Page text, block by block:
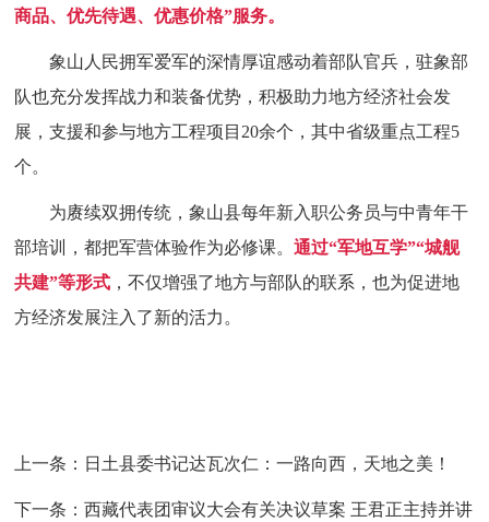
商品、优先待遇、优惠价格”服务。
象山人民拥军爱军的深情厚谊感动着部队官兵，驻象部
队也充分发挥战力和装备优势，积极助力地方经济社会发
展，支援和参与地方工程项目20余个，其中省级重点工程5
个。
为赓续双拥传统，象山县每年新入职公务员与中青年干
部培训，都把军营体验作为必修课。通过“军地互学”“城舰
共建”等形式 ，不仅增强了地方与部队的联系，也为促进地
方经济发展注入了新的活力。
上一条： 日土县委书记达瓦次仁：一路向西，天地之美！
下一条：西藏代表团审议大会有关决议草案 王君正主持并讲